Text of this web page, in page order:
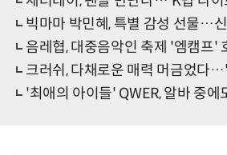
빅마마 박민혜, 특별 감성 선물…신곡 '바
음레협, 대중음악인 축제 '엠캠프'
크러쉬, 다채로운 매력 머금었다
'최애의 아이들' QWER, 알바 중에도